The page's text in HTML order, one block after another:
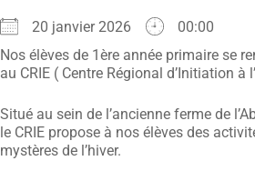
20 janvier 2026
00:00
Nos élèves de 1ère année primaire se
au CRIE ( Centre Régional d’Initiation à
Situé au sein de l’ancienne ferme de
le CRIE propose à nos élèves des
mystères de l’hiver.